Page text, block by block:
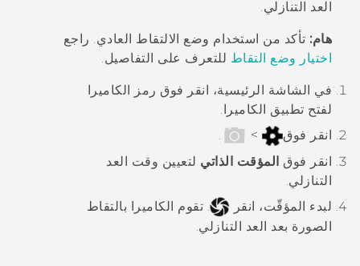
العد التنازلي.
هام: تأكد من استخدام وضع الالتقاط العادي. راجع
اختيار وضع التقاط للتعرف على التفاصيل.
في الشاشة الرئيسية، انقر فوق رمز الكاميرا
لفتح تطبيق الكاميرا
انقر فوق
>
انقر فوق المؤقت الذاتي لتعيين وقت العد
التنازلي.
لبدء المؤقّت، انقر
. تقوم الكاميرا بالتقاط
الصورة بعد العد التنازلي.